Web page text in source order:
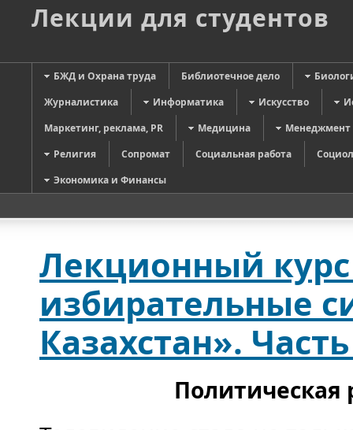
Лекции для студентов
БЖД и Охрана труда Библиотечное дело
Журналистика
Информатика Искусство
Маркетинг, реклама, PR
Медицина
Менеджмент
Религия
Сопромат Социальная работа
Экономика и Финансы
Лекционный
избирательные
Казахстан».